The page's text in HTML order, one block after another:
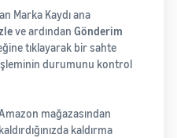
Marka Kaydı ana
ve ardından Gönderim
tıklayarak bir sahte
durumunu kontrol
mağazasından
kaldırma